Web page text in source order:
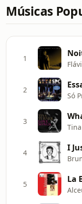
Músicas
1
2
Só
3
4 I
5 La